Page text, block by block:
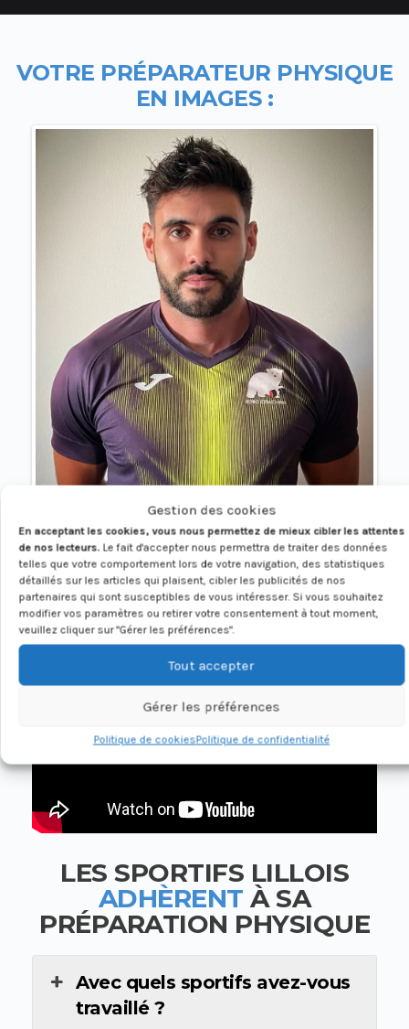
Gestion des cookies
En acceptant les cookies, vous nous permettez de mieux cibler les attentes
de nos lecteurs. Le fait d'accepter nous permettra de traiter des données
telles que votre comportement lors de votre navigation, des statistiques
détaillés sur les articles qui plaisent, cibler les publicités de nos
partenaires qui sont susceptibles de vous intéresser. Si vous souhaitez
modifier vos paramètres ou retirer votre consentement à tout moment,
veuillez cliquer sur "Gérer les préférences".
Tout accepter
Gérer les préférences
Politique de cookiesPolitique de confidentialité
VOTRE PRÉPARATEUR PHYSIQUE
EN IMAGES :
LES SPORTIFS LILLOIS
ADHÈRENT À SA
PRÉPARATION PHYSIQUE
Avec quels sportifs avez-vous
travaillé ?